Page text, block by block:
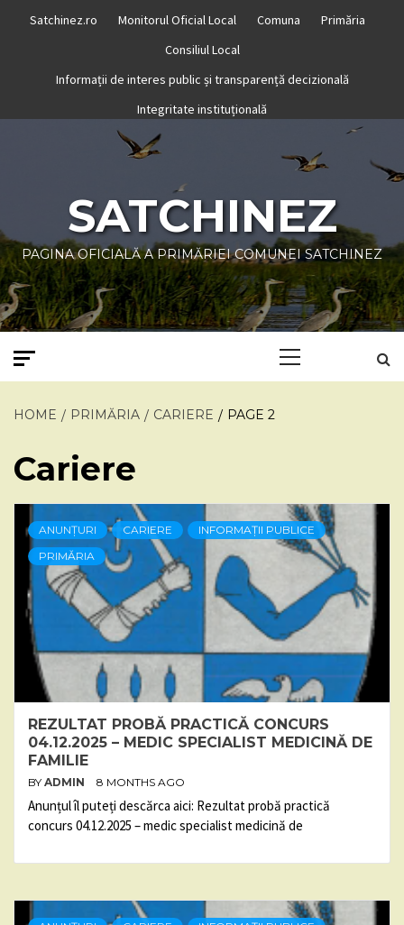
Satchinez.ro Monitorul Oficial Local Comuna
Primăria
Consiliul Local
Informații de interes public și transparență decizională
Integritate instituțională
SATCHINEZ
PAGINA OFICIALĂ A PRIMĂRIEI COMUNEI SATCHINEZ
HOME PRIMĂRIA CARIERE PAGE 2
Cariere
ANUNȚURI CARIERE
INFORMAȚII PUBLICE
PRIMĂRIA
REZULTAT PROBĂ PRACTICĂ CONCURS
04.12.2025 – MEDIC SPECIALIST MEDICINĂ DE
FAMILIE
BY ADMIN 8 MONTHS AGO
Anunțul îl puteți descărca aici: Rezultat probă practică
concurs 04.12.2025 – medic specialist medicină de